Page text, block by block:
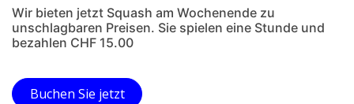
Wir bieten jetzt Squash am Wochenende zu
unschlagbaren Preisen. Sie spielen eine Stunde und
bezahlen CHF 15.00
Buchen Sie jetzt